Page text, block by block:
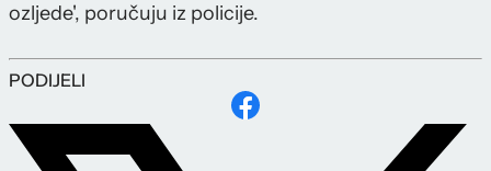
ozljede', poručuju iz policije.
PODIJELI